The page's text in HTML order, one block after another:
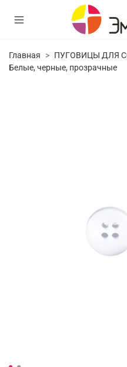
Главная
ПУГОВИЦЫ ДЛЯ
Белые, черные, прозрачные